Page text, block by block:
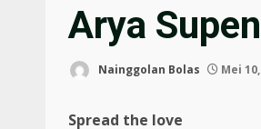
Arya
Nainggolan Bolas Mei
Spread the love